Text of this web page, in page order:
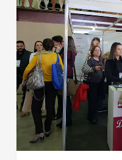
Minas
participa
do
Simpósio
Unimed
2019
no
estado